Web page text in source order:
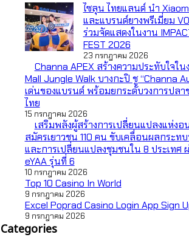
ไซลุน ไทยแลนด์ นำ
และแบรนด์ยางพรีเมี่ยม
ร่วมจัดแสดงในงาน
FEST 2026
23 กรกฎาคม 2026
Channa APEX สร้างความประทับใจใ
Mall Jungle Walk บางกะปิ ชู “Channa
เด่นของแบรนด์ พร้อมยกระดับวงการปลา
ไทย
15 กรกฎาคม 2026
เสริมพลังผู้สร้างการเปลี่ยนแปลงแห่งอ
สมัครเยาวชน 110 คน ขับเคลื่อนผลกระท
และการเปลี่ยนแปลงชุมชนใน 8 ประเทศ
eYAA รุ่นที่ 6
10 กรกฎาคม 2026
Top 10 Casino In World
9 กรกฎาคม 2026
Excel Poprad Casino Login App Sign
9 กรกฎาคม 2026
Categories